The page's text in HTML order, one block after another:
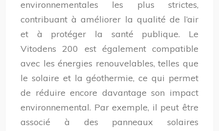
environnementales les plus strictes,
contribuant à améliorer la qualité de l’air
et à protéger la santé publique. Le
Vitodens 200 est également compatible
avec les énergies renouvelables, telles que
le solaire et la géothermie, ce qui permet
de réduire encore davantage son impact
environnemental. Par exemple, il peut être
associé à des panneaux solaires